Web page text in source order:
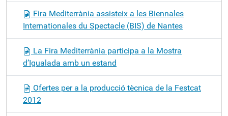
Fira Mediterrània assisteix a les Biennales
Internationales du Spectacle (BIS) de Nantes
La Fira Mediterrània participa a la Mostra
d’Igualada amb un estand
Ofertes per a la producció tècnica de la Festcat
2012